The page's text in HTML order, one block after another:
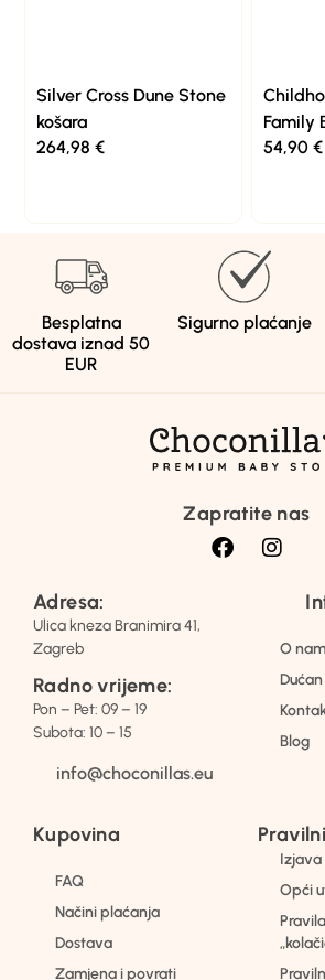
Silver Cross Dune Stone
košara
264,98€
Family
54,90 €
Besplatna
dostava iznad 50
EUR
Sigurno plaćanje
Zapratite nas
Adresa:
Ulica kneza Branimira 41,
Zagreb
Radno vrijeme:
Pon – Pet: 09 – 19
Subota: 10 – 15
info@choconillas.eu
O
Blog
Kupovina
FAQ
Načini plaćanja
Dostava
Zamjena i povrati
Izjava
Opći